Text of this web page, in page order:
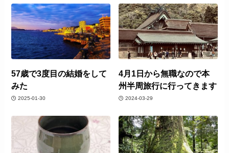
57歳で3度目の結婚をして
みた
2025-01-30
4月1日から無職なので本
州半周旅行に行ってきます
2024-03-29